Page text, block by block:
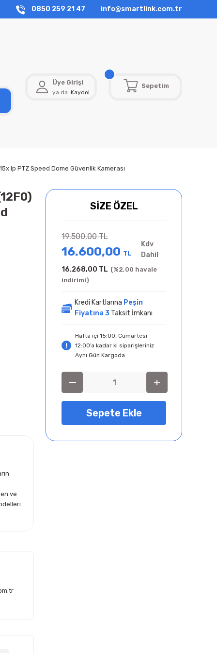
0850 259 21 47 info@smartlink.com.tr
Üye Girişi
ya da Kaydol
Sepetim
Ip PTZ Speed Dome Güvenlik Kamerası
ve
SİZE ÖZEL
19.500,00 TL
16.600,00 TL
Kdv
Dahil
16.268,00 TL (%2,00 havale
indirimi)
Kredi Kartlarına Peşin
Fiyatına 3 Taksit İmkanı
Hafta içi 15:00, Cumartesi
12:00’a kadar ki siparişleriniz
Aynı Gün Kargoda
Sepete Ekle